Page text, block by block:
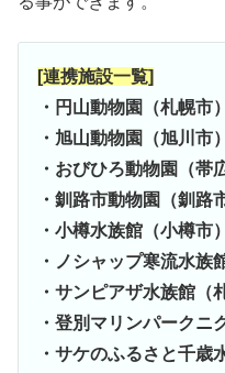
[連携施設一覧]
・円山動物園（札幌市）
・旭山動物園（旭川市）
・おびひろ動物園（帯
・釧路市動物園（釧路
・小樽水族館（小樽市）
・ノシャップ寒流水族
・サンピアザ水族館（
・登別マリンパークニ
・サケのふるさと千歳